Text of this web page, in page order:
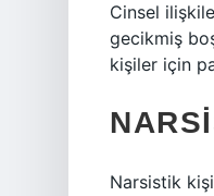
Cinsel
gecikmiş
kişiler için
Narsistik